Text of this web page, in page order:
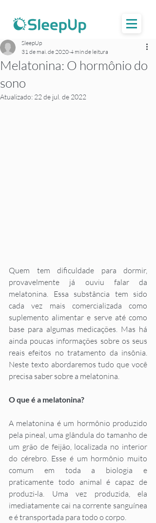
Melatonina: O hormônio do
sono
SleepUp
31 de mai. de 2020 4 min de leitura
Atualizado: 22 de jul. de 2022
Quem tem dificuldade para dormir,
provavelmente já ouviu falar da
melatonina. Essa substância tem sido
cada vez mais comercializada como
suplemento alimentar e serve até como
base para algumas medicações. Mas há
ainda poucas informações sobre os seus
reais efeitos no tratamento da insônia.
Neste texto abordaremos tudo que você
precisa saber sobre a melatonina.
O que é a melatonina?
A melatonina é um hormônio produzido
pela pineal, uma glândula do tamanho de
um grão de feijão, localizada no interior
do cérebro. Esse é um hormônio muito
comum em toda a biologia e
praticamente todo animal é capaz de
produzi-la. Uma vez produzida, ela
imediatamente cai na corrente sanguínea
e é transportada para todo o corpo.